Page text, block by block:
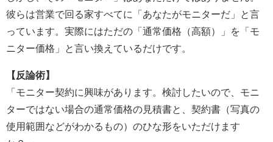
彼らは営業で回る家すべてに「あなたがモニターだ」と言
っています。実際にはただの「通常価格（高額）」を「モ
ニター価格」と言い換えているだけです。
【反論術】
「モニター契約に興味があります。検討したいので、モニ
ターではない場合の通常価格の見積書と、契約書（写真の
使用範囲などがわかるもの）のひな形をいただけます